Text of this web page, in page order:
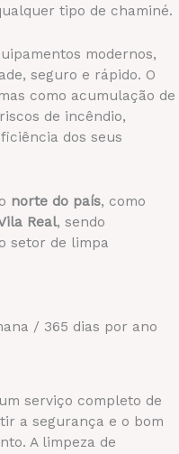
tipo de chaminé.
modernos,
seguro e rápido. O
como acumulação de
de incêndio,
dos seus
norte do país, como
Real, sendo
setor de limpa
/ 365 dias por ano
serviço completo de
a segurança e o bom
A limpeza de